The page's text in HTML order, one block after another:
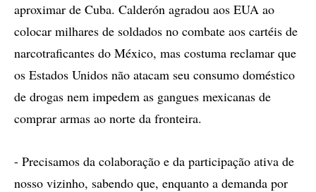
aproximar de Cuba. Calderón agradou aos EUA ao
colocar milhares de soldados no combate aos cartéis de
narcotraficantes do México, mas costuma reclamar que
os Estados Unidos não atacam seu consumo doméstico
de drogas nem impedem as gangues mexicanas de
comprar armas ao norte da fronteira.
- Precisamos da colaboração e da participação ativa de
nosso vizinho, sabendo que, enquanto a demanda por